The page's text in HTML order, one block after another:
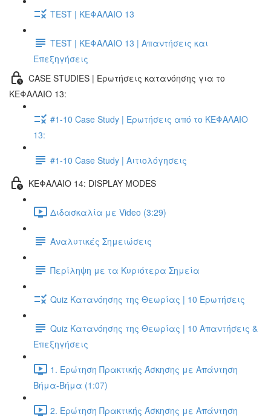
TEST | ΚΕΦΑΛΑΙΟ 13
TEST | ΚΕΦΑΛΑΙΟ 13 | Απαντήσεις και
Επεξηγήσεις
CASE STUDIES | Ερωτήσεις κατανόησης για το
ΚΕΦΑΛΑΙΟ 13:
#1-10 Case Study | Ερωτήσεις από το ΚΕΦΑΛΑΙΟ
13:
#1-10 Case Study | Αιτιολόγησεις
ΚΕΦΑΛΑΙΟ 14: DISPLAY MODES
Διδασκαλία με Video (3:29)
Αναλυτικές Σημειώσεις
Περίληψη με τα Κυριότερα Σημεία
Quiz Κατανόησης της Θεωρίας | 10 Ερωτήσεις
Quiz Κατανόησης της Θεωρίας | 10 Απαντήσεις &
Επεξηγήσεις
1. Ερώτηση Πρακτικής Άσκησης με Απάντηση
Βήμα-Βήμα (1:07)
2. Ερώτηση Πρακτικής Άσκησης με Απάντηση